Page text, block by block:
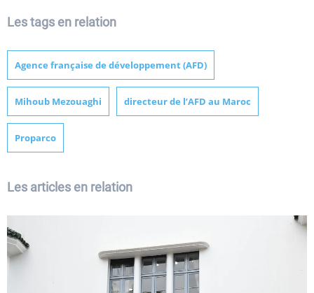
Les tags en relation
Agence française de développement (AFD)
Mihoub Mezouaghi directeur de l’AFD au Maroc
Proparco
Les articles en relation